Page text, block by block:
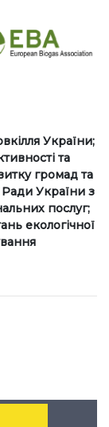
України;
та
громад та
Ради України з
послуг;
екологічної